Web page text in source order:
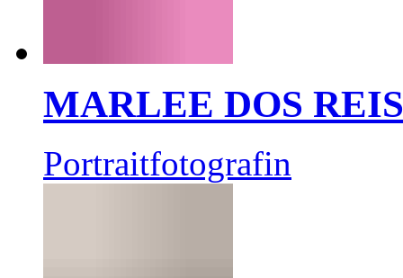
MARLEE DOS REIS
Portraitfotografin